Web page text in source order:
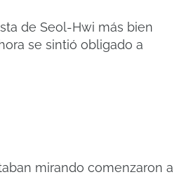
de Seol-Hwi más bien
se sintió obligado a
mirando comenzaron a